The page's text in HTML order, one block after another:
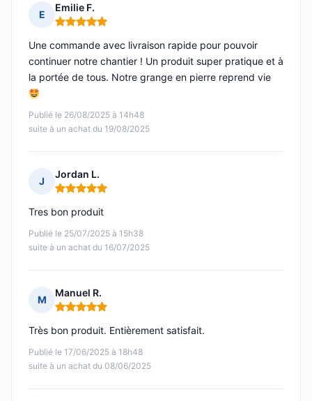
E
Emilie F.
Note : 5 sur 5
Publié le 26/08/2025 à 14h48
suite à un achat du 19/08/2025
Une commande avec livraison rapide pour pouvoir
continuer notre chantier ! Un produit super pratique et à
la portée de tous. Notre grange en pierre reprend vie
J
Jordan L.
Note : 5 sur 5
Publié le 25/07/2025 à 15h38
suite à un achat du 16/07/2025
Tres bon produit
M
Manuel R.
Note : 5 sur 5
Publié le 17/06/2025 à 18h48
suite à un achat du 08/06/2025
Très bon produit. Entièrement satisfait.